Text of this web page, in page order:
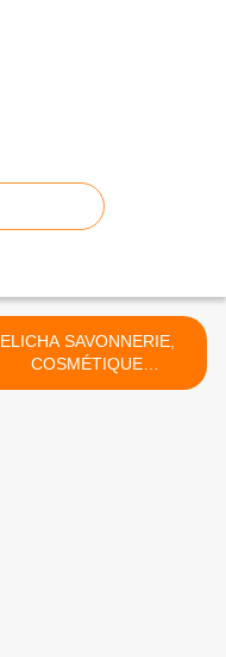
ELICHA SAVONNERIE,
COSMÉTIQUE
NATURELLE - Du 22